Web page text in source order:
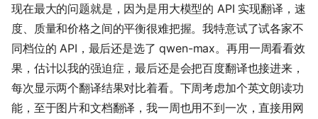
现在最大的问题就是，因为是用大模型的 API 实现翻译，速
度、质量和价格之间的平衡很难把握。我特意试了试各家不
同档位的 API，最后还是选了 qwen-max。再用一周看看效
果，估计以我的强迫症，最后还是会把百度翻译也接进来，
每次显示两个翻译结果对比着看。下周考虑加个英文朗读功
能，至于图片和文档翻译，我一周也用不到一次，直接用网